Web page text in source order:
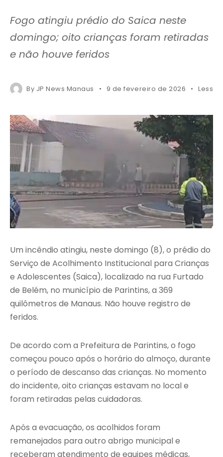
Fogo atingiu prédio do Saica neste
domingo; oito crianças foram retiradas
e não houve feridos
By JP News Manaus 9 de fevereiro de 2026 Less 1
Um incêndio atingiu, neste domingo (8), o prédio do
Serviço de Acolhimento Institucional para Crianças
e Adolescentes (Saica), localizado na rua Furtado
de Belém, no município de Parintins, a 369
quilômetros de Manaus. Não houve registro de
feridos.
De acordo com a Prefeitura de Parintins, o fogo
começou pouco após o horário do almoço, durante
o período de descanso das crianças. No momento
do incidente, oito crianças estavam no local e
foram retiradas pelas cuidadoras.
Após a evacuação, os acolhidos foram
remanejados para outro abrigo municipal e
receberam atendimento de equipes médicas,